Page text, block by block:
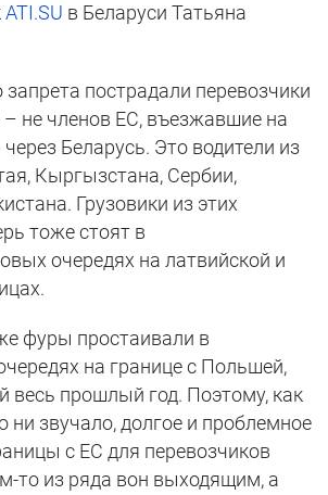
ATI.SU в Беларуси Татьяна
запрета пострадали перевозчики
– не членов ЕС, въезжавшие на
Беларусь. Это водители из
Кыргызстана, Сербии,
Грузовики из этих
тоже стоят в
очередях на латвийской и
фуры простаивали в
на границе с Польшей,
весь прошлый год. Поэтому, как
ни звучало, долгое и проблемное
с ЕС для перевозчиков
то из ряда вон выходящим, а